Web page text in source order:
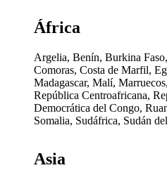
África
Argelia, Benín, Burkina
Comoras, Costa de Marfil,
Madagascar, Malí,
República Centroafricana,
Democrática del Congo,
Somalia, Sudáfrica, Sudán
Asia